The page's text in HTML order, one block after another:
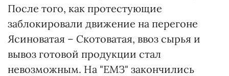
После того, как протестующие
заблокировали движение на перегоне
Ясиноватая – Скотоватая, ввоз сырья и
вывоз готовой продукции стал
невозможным. На "ЕМЗ" закончились